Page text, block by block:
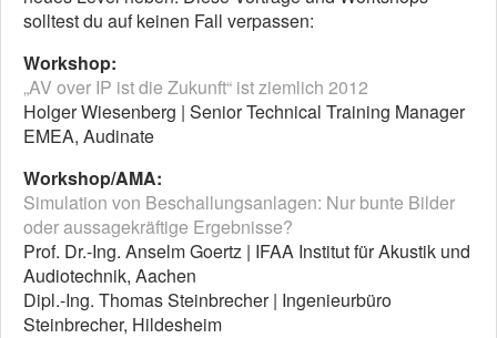
solltest du auf keinen Fall verpassen:
Workshop:
„AV over IP ist die Zukunft“ ist ziemlich 2012
Holger Wiesenberg | Senior Technical Training Manager
EMEA, Audinate
Workshop/AMA:
Simulation von Beschallungsanlagen: Nur bunte Bilder
oder aussagekräftige Ergebnisse?
Prof. Dr.-Ing. Anselm Goertz | IFAA Institut für Akustik und
Audiotechnik, Aachen
Dipl.-Ing. Thomas Steinbrecher | Ingenieurbüro
Steinbrecher, Hildesheim